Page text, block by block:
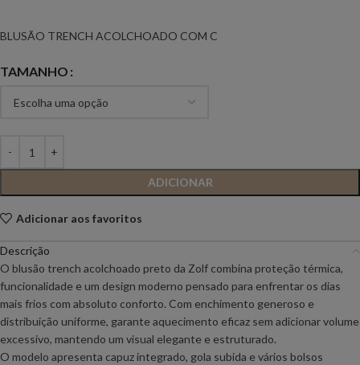
BLUSÃO TRENCH ACOLCHOADO COM C
TAMANHO
ADICIONAR
Adicionar aos favoritos
Descrição
O blusão trench acolchoado preto da Zolf combina proteção térmica,
funcionalidade e um design moderno pensado para enfrentar os dias
mais frios com absoluto conforto. Com enchimento generoso e
distribuição uniforme, garante aquecimento eficaz sem adicionar volume
excessivo, mantendo um visual elegante e estruturado.
O modelo apresenta capuz integrado, gola subida e vários bolsos